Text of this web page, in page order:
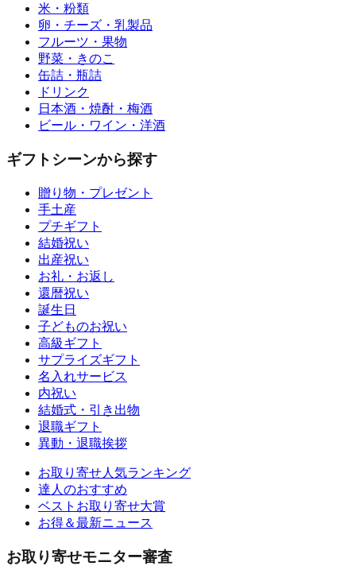
米・粉類
卵・チーズ・乳製品
フルーツ・果物
野菜・きのこ
缶詰・瓶詰
ドリンク
日本酒・焼酎・梅酒
ビール・ワイン・洋酒
ギフトシーンから探す
贈り物・プレゼント
手土産
プチギフト
結婚祝い
出産祝い
お礼・お返し
還暦祝い
誕生日
子どものお祝い
高級ギフト
サプライズギフト
名入れサービス
内祝い
結婚式・引き出物
退職ギフト
異動・退職挨拶
お取り寄せ人気ランキング
達人のおすすめ
ベストお取り寄せ大賞
お得＆最新ニュース
お取り寄せモニター審査